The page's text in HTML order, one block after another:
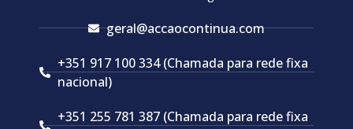
geral@accaocontinua.com
+351 917 100 334 (Chamada para rede fixa
nacional)
+351 255 781 387 (Chamada para rede fixa